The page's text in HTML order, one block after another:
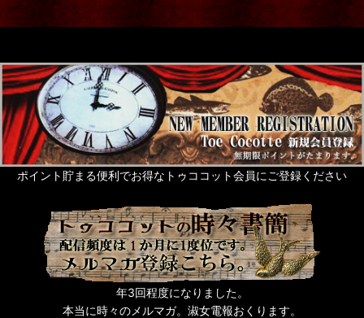
ポイント貯まる便利でお得なトゥココット会員にご登録ください
年3回程度になりました。
本当に時々のメルマガ。淑女電報おくります。